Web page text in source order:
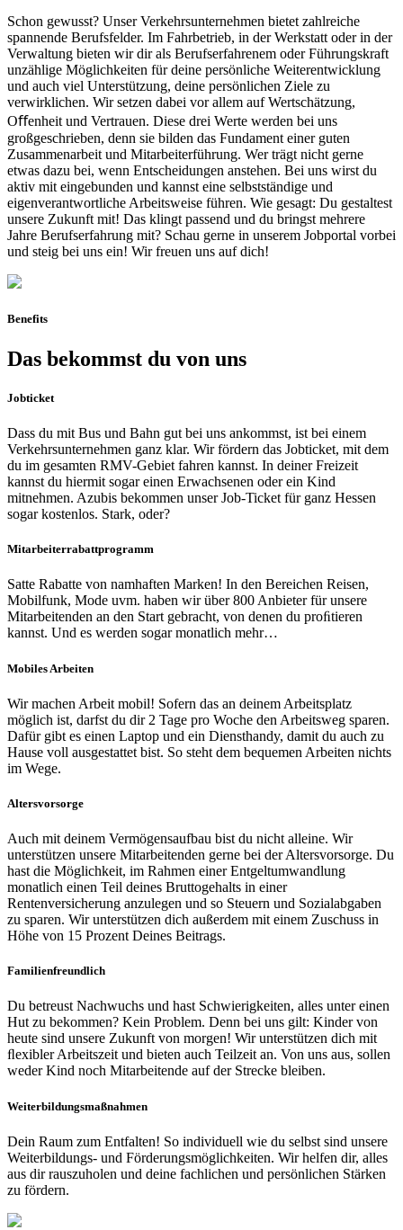
Schon gewusst? Unser Verkehrsunternehmen bietet zahlreiche
spannende Berufsfelder. Im Fahrbetrieb, in der Werkstatt oder in der
Verwaltung bieten wir dir als Berufserfahrenem oder Führungskraft
unzählige Möglichkeiten für deine persönliche Weiterentwicklung
und auch viel Unterstützung, deine persönlichen Ziele zu
verwirklichen. Wir setzen dabei vor allem auf Wertschätzung,
Oﬀenheit und Vertrauen. Diese drei Werte werden bei uns
großgeschrieben, denn sie bilden das Fundament einer guten
Zusammenarbeit und Mitarbeiterführung. Wer trägt nicht gerne
etwas dazu bei, wenn Entscheidungen anstehen. Bei uns wirst du
aktiv mit eingebunden und kannst eine selbstständige und
eigenverantwortliche Arbeitsweise führen. Wie gesagt: Du gestaltest
unsere Zukunft mit! Das klingt passend und du bringst mehrere
Jahre Berufserfahrung mit? Schau gerne in unserem Jobportal vorbei
und steig bei uns ein! Wir freuen uns auf dich!
Benefits
Das bekommst du von uns
Jobticket
Dass du mit Bus und Bahn gut bei uns ankommst, ist bei einem
Verkehrsunternehmen ganz klar. Wir fördern das Jobticket, mit dem
du im gesamten RMV-Gebiet fahren kannst. In deiner Freizeit
kannst du hiermit sogar einen Erwachsenen oder ein Kind
mitnehmen. Azubis bekommen unser Job-Ticket für ganz Hessen
sogar kostenlos. Stark, oder?
Mitarbeiterrabattprogramm
Satte Rabatte von namhaften Marken! In den Bereichen Reisen,
Mobilfunk, Mode uvm. haben wir über 800 Anbieter für unsere
Mitarbeitenden an den Start gebracht, von denen du proﬁtieren
kannst. Und es werden sogar monatlich mehr…
Mobiles Arbeiten
Wir machen Arbeit mobil! Sofern das an deinem Arbeitsplatz
möglich ist, darfst du dir 2 Tage pro Woche den Arbeitsweg sparen.
Dafür gibt es einen Laptop und ein Diensthandy, damit du auch zu
Hause voll ausgestattet bist. So steht dem bequemen Arbeiten nichts
im Wege.
Altersvorsorge
Auch mit deinem Vermögensaufbau bist du nicht alleine. Wir
unterstützen unsere Mitarbeitenden gerne bei der Altersvorsorge. Du
hast die Möglichkeit, im Rahmen einer Entgeltumwandlung
monatlich einen Teil deines Bruttogehalts in einer
Rentenversicherung anzulegen und so Steuern und Sozialabgaben
zu sparen. Wir unterstützen dich außerdem mit einem Zuschuss in
Höhe von 15 Prozent Deines Beitrags.
Familienfreundlich
Du betreust Nachwuchs und hast Schwierigkeiten, alles unter einen
Hut zu bekommen? Kein Problem. Denn bei uns gilt: Kinder von
heute sind unsere Zukunft von morgen! Wir unterstützen dich mit
ﬂexibler Arbeitszeit und bieten auch Teilzeit an. Von uns aus, sollen
weder Kind noch Mitarbeitende auf der Strecke bleiben.
Weiterbildungsmaßnahmen
Dein Raum zum Entfalten! So individuell wie du selbst sind unsere
Weiterbildungs- und Förderungsmöglichkeiten. Wir helfen dir, alles
aus dir rauszuholen und deine fachlichen und persönlichen Stärken
zu fördern.